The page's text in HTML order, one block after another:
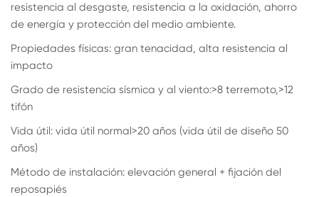
resistencia al desgaste, resistencia a la oxidación, ahorro
de energía y protección del medio ambiente.
Propiedades físicas: gran tenacidad, alta resistencia al
impacto
Grado de resistencia sísmica y al viento:>8 terremoto,>12
tifón
Vida útil: vida útil normal>20 años (vida útil de diseño 50
años)
Método de instalación: elevación general + fijación del
reposapiés